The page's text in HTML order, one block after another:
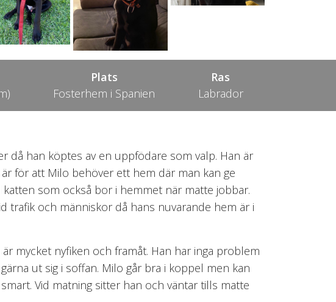
Plats
Fosterhem i Spanien
Ras
Labrador
då han köptes av en uppfödare som valp. Han är
för att Milo behöver ett hem där man kan ge
som också bor i hemmet när matte jobbar.
trafik och människor då hans nuvarande hem är i
mycket nyfiken och framåt. Han har inga problem
ut sig i soffan. Milo går bra i koppel men kan
Vid matning sitter han och väntar tills matte